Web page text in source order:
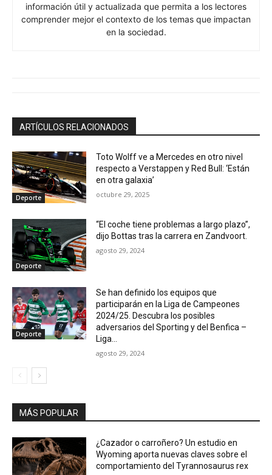
información útil y actualizada que permita a los lectores
comprender mejor el contexto de los temas que impactan
en la sociedad.
ARTÍCULOS RELACIONADOS
Deporte
Toto Wolff ve a Mercedes en otro nivel
respecto a Verstappen y Red Bull: ‘Están
en otra galaxia’
octubre 29, 2025
Deporte
“El coche tiene problemas a largo plazo”,
dijo Bottas tras la carrera en Zandvoort.
agosto 29, 2024
Deporte
Se han definido los equipos que
participarán en la Liga de Campeones
2024/25. Descubra los posibles
adversarios del Sporting y del Benfica –
Liga...
agosto 29, 2024
MÁS POPULAR
¿Cazador o carroñero? Un estudio en
Wyoming aporta nuevas claves sobre el
comportamiento del Tyrannosaurus rex